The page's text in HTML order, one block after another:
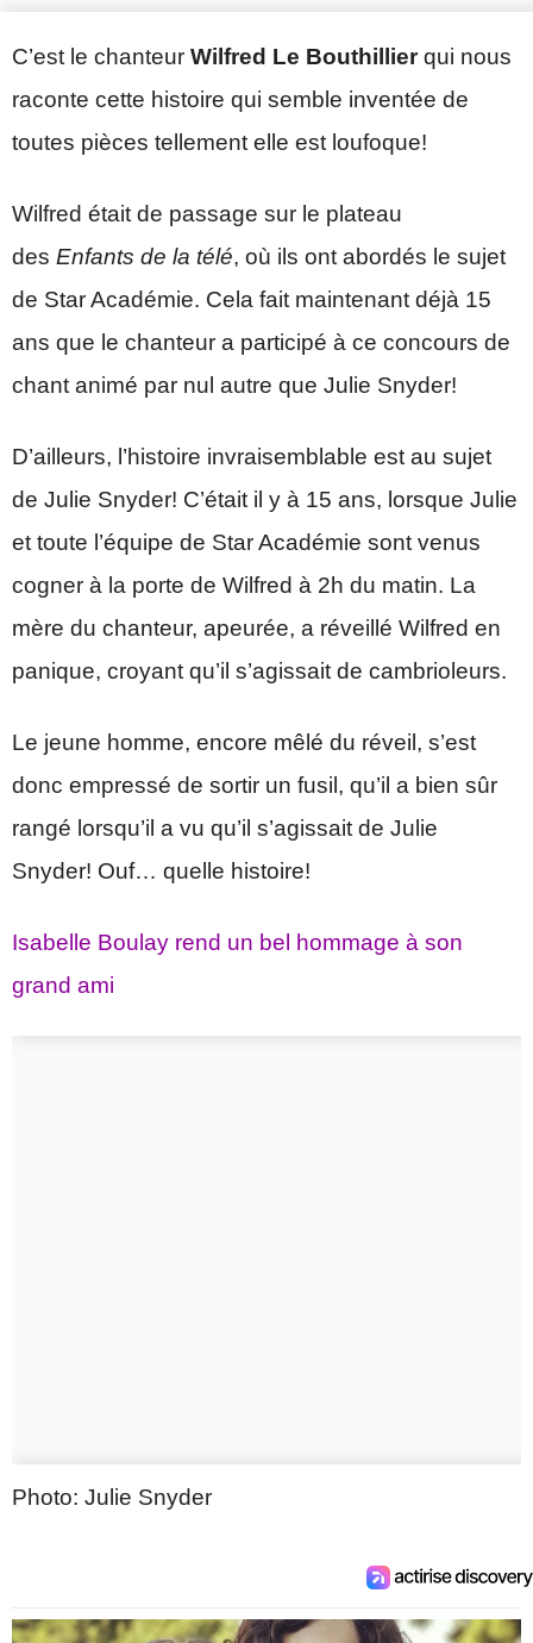
C’est le chanteur Wilfred Le Bouthillierqui nous
raconte cette histoire qui semble inventée de
toutes pièces tellement elle est loufoque!
Wilfred était de passage sur le plateau
des Enfants de la télé, où ils ont abordés le sujet
de Star Académie. Cela fait maintenant déjà 15
ans que le chanteur a participé à ce concours de
chant animé par nul autre que Julie Snyder!
D’ailleurs, l’histoire invraisemblable est au sujet
de Julie Snyder! C’était il y à 15 ans, lorsque Julie
et toute l’équipe de Star Académie sont venus
cogner à la porte de Wilfred à 2h du matin. La
mère du chanteur, apeurée, a réveillé Wilfred en
panique, croyant qu’il s’agissait de cambrioleurs.
Le jeune homme, encore mêlé du réveil, s’est
donc empressé de sortir un fusil, qu’il a bien sûr
rangé lorsqu’il a vu qu’il s’agissait de Julie
Snyder! Ouf… quelle histoire!
Isabelle Boulay rend un bel hommage à son
grand ami
Photo: Julie Snyder